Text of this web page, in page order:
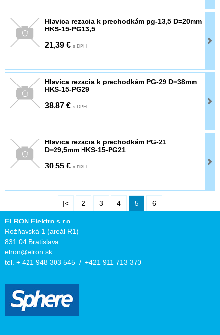
Hlavica rezacia k prechodkám pg-13,5 D=20mm
HKS-15-PG13,5
21,39 € s DPH
Hlavica rezacia k prechodkám PG-29 D=38mm
HKS-15-PG29
38,87 € s DPH
Hlavica rezacia k prechodkám PG-21
D=29,5mm HKS-15-PG21
30,55 € s DPH
|< 2 3 4 5 6
ELRON Elektro s.r.o.
Rožňavská 1 (areál R1)
831 04 Bratislava
elron@elron.sk
tel. + 421 948 303 545 / +421 911 713 370